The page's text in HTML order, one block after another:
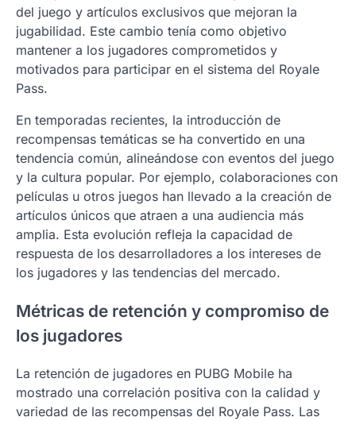
del juego y artículos exclusivos que mejoran la
jugabilidad. Este cambio tenía como objetivo
mantener a los jugadores comprometidos y
motivados para participar en el sistema del Royale
Pass.
En temporadas recientes, la introducción de
recompensas temáticas se ha convertido en una
tendencia común, alineándose con eventos del juego
y la cultura popular. Por ejemplo, colaboraciones con
películas u otros juegos han llevado a la creación de
artículos únicos que atraen a una audiencia más
amplia. Esta evolución refleja la capacidad de
respuesta de los desarrolladores a los intereses de
los jugadores y las tendencias del mercado.
Métricas de retención y compromiso de
los jugadores
La retención de jugadores en PUBG Mobile ha
mostrado una correlación positiva con la calidad y
variedad de las recompensas del Royale Pass. Las